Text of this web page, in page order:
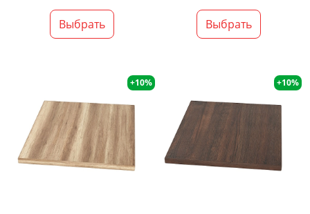
Выбрать Выбрать
+10% +10%